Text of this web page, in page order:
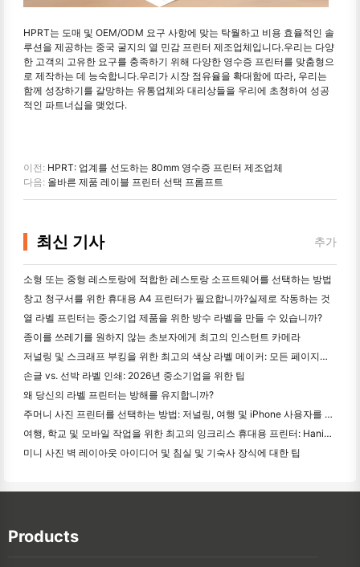
HPRT는 도매 및 OEM/ODM 요구 사항에 맞는 탁월하고 비용 효율적인 솔
루션을 제공하는 중국 굴지의 열 민감 프린터 제조업체입니다.우리는 다양
한 고객의 고유한 요구를 충족하기 위해 다양한 영수증 프린터를 맞춤형으
로 제작하는 데 능숙합니다.우리가 시장 점유율을 확대함에 따라, 우리는
함께 성장하기를 갈망하는 유통업체와 대리상들을 우리에 초청하여 성공
적인 파트너십을 맺었다.
이전: HPRT: 업계를 선도하는 80mm 영수증 프린터 제조업체
다음: 올바른 제품 레이블 프린터 선택 프롬프트
최신 기사 추가
소형 또는 중형 레스토랑에 적합한 레스토랑 소프트웨어를 선택하는 방법
창고 청구서를 위한 휴대용 A4 프린터가 필요합니까?실제로 작동하는 것
열 라벨 프린터는 중소기업 제품을 위한 방수 라벨을 만들 수 있습니까?
종이를 쓰레기를 원하지 않는 초보자에게 최고의 인스턴트 카메라
저널링 및 스크래프 부킹을 위한 최고의 색상 라벨 메이커: 모든 페이지에 더 많은 색상을 추가
손글 vs. 선박 라벨 인쇄: 2026년 중소기업을 위한 팁
왜 당신의 라벨 프린터는 방해를 유지합니까?
주머니 사진 프린터를 선택하는 방법: 저널링, 여행 및 iPhone 사용자를 위한 완전한 가이드
여행, 학교 및 모바일 작업을 위한 최고의 잉크리스 휴대용 프린터: Hanin MT620 Pro 리뷰
미니 사진 벽 레이아웃 아이디어 및 침실 및 기숙사 장식에 대한 팁
Products